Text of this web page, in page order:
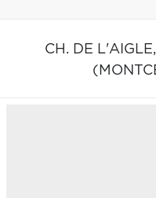
CH. DE L'AIGLE,